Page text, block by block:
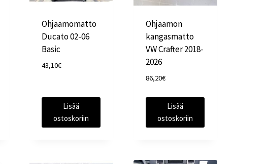
Ohjaamomatto
Ducato 02-06
Basic
43,10€
Lisää
ostoskoriin
Ohjaamon
kangasmatto
VW Crafter 2018-
2026
86,20€
Lisää
ostoskoriin